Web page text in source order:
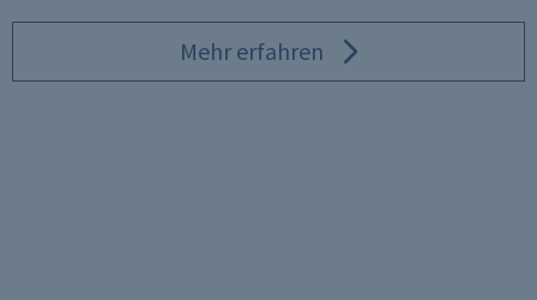
Mehr erfahren